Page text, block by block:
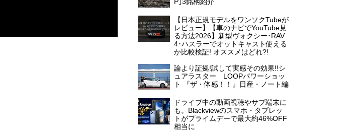
【日本正規モデルをワンソクTubeが
レビュー】【車のナビでYouTube見
る方法2026】新型ヴォクシー･RAV
4･ハスラーでオットキャスト使える
か比較検証! オススメはどれ?!
論より証拠!試して実感その効果!!シ
ュアラスター LOOPパワーショッ
ト 『ザ・体感！！』日産・ノート編
ドライブ中の動画視聴やサブ端末に
も。Blackviewのスマホ・タブレッ
トがプライムデーで最大約46%OFF
相当に